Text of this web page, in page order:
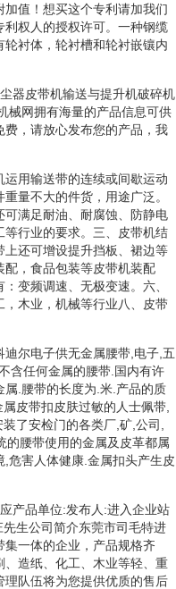
值！想买这个专利请加我们
权人的授权许可。一种钢缆
衬体，轮衬槽和轮衬嵌镶内
器皮带机输送与提升机破碎机
械网拥有海量的产品信息可供
，请放心发布您的产品，我
用输送带的连续或间歇运动
量不大的件货，用途广泛。
满足耐油、耐腐蚀、防静电
行业的要求。三、皮带机结
还可增设提升挡板、裙边等
配，食品包装等皮带机装配
变频调速、无极变速。六、
木业，机械等行业八、皮带
尔电子供无金属腰带,电子,五
含任何金属的腰带.国内有许
.腰带的长度为.米.产品的质
皮带扣皮肤过敏的人士佩带,
了安检门的各类厂,矿,公司,
的腰带使用的金属及皮革都属
危害人体健康.金属扣头产生皮
产品单位:发布人:进入企业站
生公司简介东莞市司毛特进
一体的企业，产品规格齐
造纸、化工、木业等轻、重
队伍将为您提供优质的售后